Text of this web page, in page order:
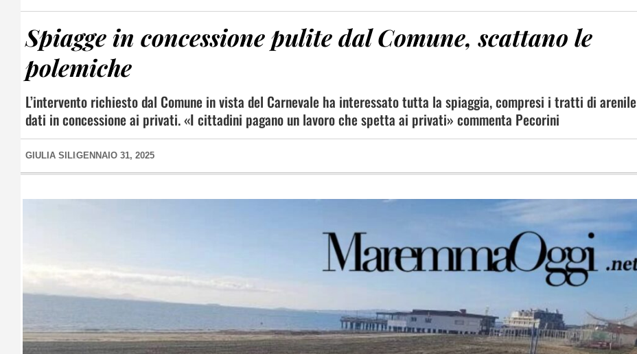
Spiagge in concessione pulite dal Comune, scattano le
polemiche
L’intervento richiesto dal Comune in vista del Carnevale ha interessato tutta la spiaggia, compresi i tratti di arenile
dati in concessione ai privati. «I cittadini pagano un lavoro che spetta ai privati» commenta Pecorini
GIULIA SILI GENNAIO 31, 2025